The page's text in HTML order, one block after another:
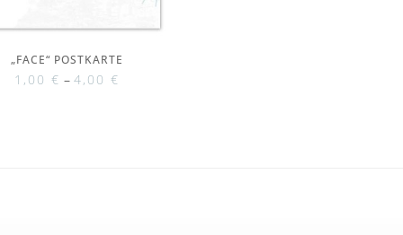
„FACE“ POSTKARTE
1,00€ –4,00€